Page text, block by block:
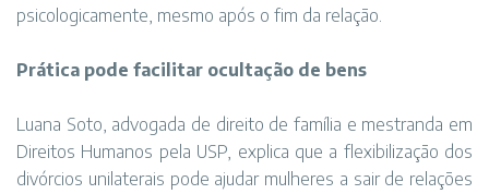
psicologicamente, mesmo após o fim da relação.
Prática pode facilitar ocultação de bens
Luana Soto, advogada de direito de família e mestranda em
Direitos Humanos pela USP, explica que a flexibilização dos
divórcios unilaterais pode ajudar mulheres a sair de relações